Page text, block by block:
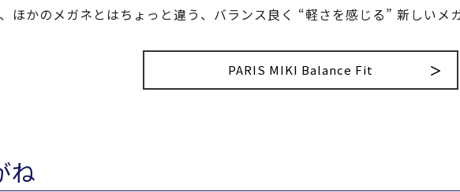
ほかのメガネとはちょっと違う、バランス良く “軽さを感じる” 新しいメガ
PARIS MIKI Balance Fit
ね